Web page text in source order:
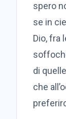
spero
se in
Dio, fra
di
che